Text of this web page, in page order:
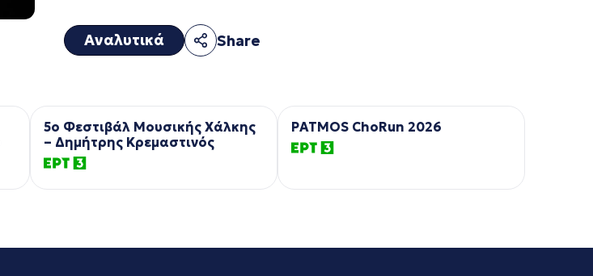
Αναλυτικά Share
5ο Φεστιβάλ Μουσικής Χάλκης
– Δημήτρης Κρεμαστινός
PATMOS ChoRun 2026